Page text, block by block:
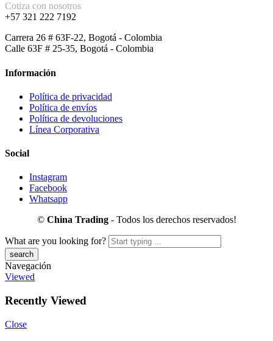
Cotiza con nosotros
+57 321 222 7192
Carrera 26 # 63F-22, Bogotá - Colombia
Calle 63F # 25-35, Bogotá - Colombia
Información
Política de privacidad
Política de envíos
Política de devoluciones
Línea Corporativa
Social
Instagram
Facebook
Whatsapp
© China Trading - Todos los derechos reservados!
What are you looking for?
Navegación
Viewed
Recently Viewed
Close